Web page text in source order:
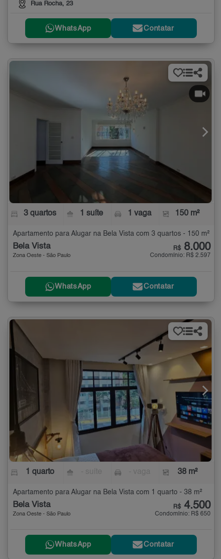
Rua Rocha, 23
WhatsApp Contatar
3 quartos 1 suíte 1 vaga 150 m²
Apartamento para Alugar na Bela Vista com 3 quartos - 150 m²
Bela Vista
Zona Oeste - São Paulo
R$ 8.000
Condomínio: R$ 2.597
WhatsApp Contatar
1 quarto 38 m²
Apartamento para Alugar na Bela Vista com 1 quarto - 38 m²
Bela Vista
Zona Oeste - São Paulo
R$ 4.500
Condomínio: R$ 650
WhatsApp Contatar